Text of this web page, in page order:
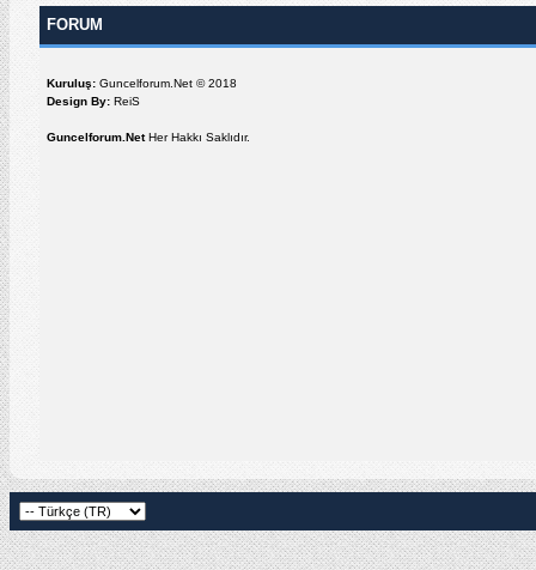
FORUM
Kuruluş: Guncelforum.Net © 2018
Design By: ReiS
Guncelforum.NetHer Hakkı Saklıdır.